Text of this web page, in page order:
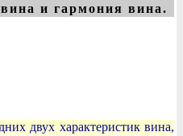
и гармония вина.
двух характеристик вина,